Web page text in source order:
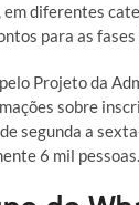
diferentes
para as
Projeto da
sobre
segunda a
6 mil pessoas.